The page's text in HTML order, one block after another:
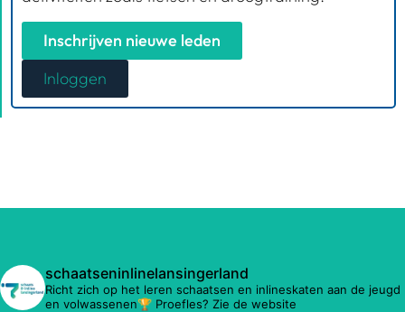
Inschrijven nieuwe leden
Inloggen
schaatseninlinelansingerland
Richt zich op het leren schaatsen en inlineskaten aan de jeugd
en volwassenen🏆 Proefles? Zie de website